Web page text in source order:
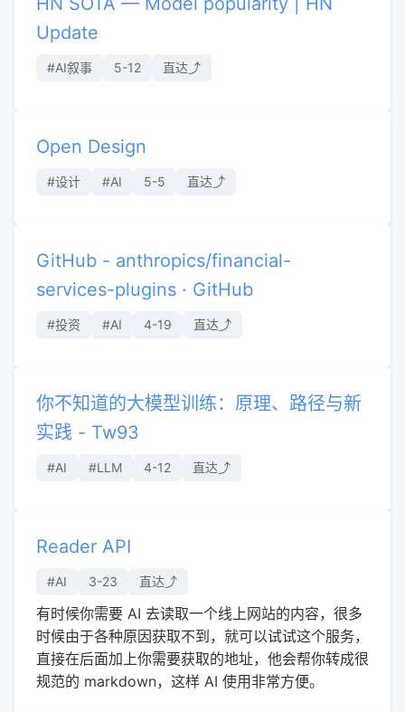
Update
#AI叙事 5-12 直达⤴︎
Open Design
#设计 #AI 5-5 直达⤴︎
GitHub - anthropics/financial-
services-plugins · GitHub
#投资 #AI 4-19 直达⤴︎
你不知道的大模型训练：原理、路径与新
实践 - Tw93
#AI #LLM 4-12 直达⤴︎
Reader API
#AI 3-23 直达⤴︎
有时候你需要 AI 去读取一个线上网站的内容，很多
时候由于各种原因获取不到，就可以试试这个服务，
直接在后面加上你需要获取的地址，他会帮你转成很
规范的 markdown，这样 AI 使用非常方便。